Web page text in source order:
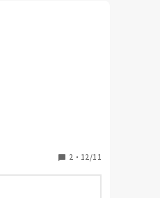
2 ・ 12/11